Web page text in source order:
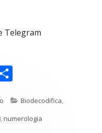
Telegram
n
di
Categorie
Biodecodifica,
,numerologia